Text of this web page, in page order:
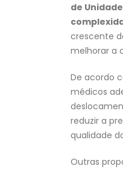
de
crescente
melhorar a
De acordo
médicos
reduzir a
qualidade
Outras